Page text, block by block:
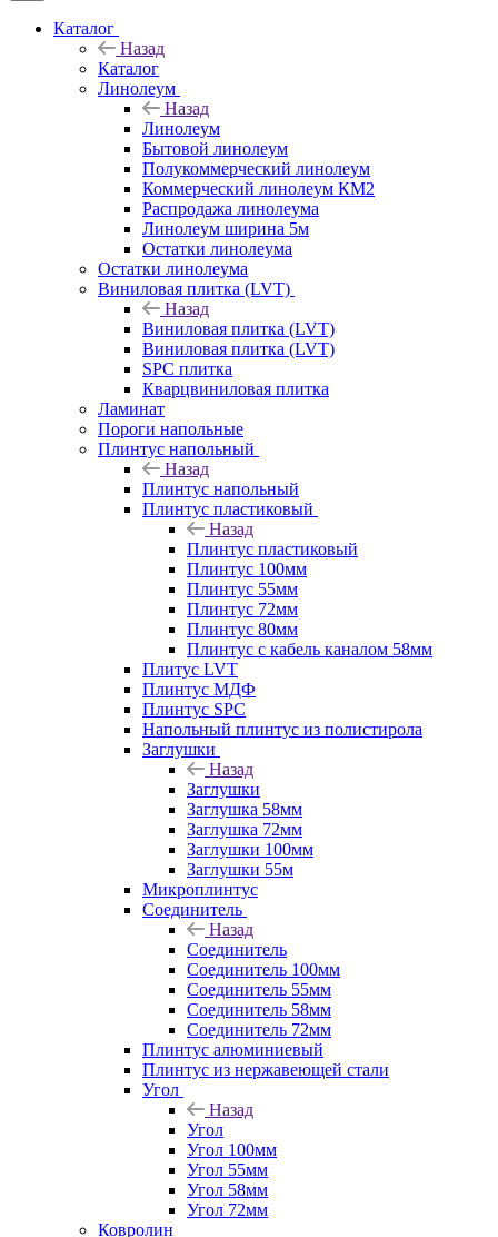
Каталог
Назад
Каталог
Линолеум
Назад
Линолеум
Бытовой линолеум
Полукоммерческий линолеум
Коммерческий линолеум КМ2
Распродажа линолеума
Линолеум ширина 5м
Остатки линолеума
Остатки линолеума
Виниловая плитка (LVT)
Назад
Виниловая плитка (LVT)
Виниловая плитка (LVT)
SPC плитка
Кварцвиниловая плитка
Ламинат
Пороги напольные
Плинтус напольный
Назад
Плинтус напольный
Плинтус пластиковый
Назад
Плинтус пластиковый
Плинтус 100мм
Плинтус 55мм
Плинтус 72мм
Плинтус 80мм
Плинтус с кабель каналом 58мм
Плитус LVT
Плинтус МДФ
Плинтус SPC
Напольный плинтус из полистирола
Заглушки
Назад
Заглушки
Заглушка 58мм
Заглушка 72мм
Заглушки 100мм
Заглушки 55м
Микроплинтус
Соединитель
Назад
Соединитель
Соединитель 100мм
Соединитель 55мм
Соединитель 58мм
Соединитель 72мм
Плинтус алюминиевый
Плинтус из нержавеющей стали
Угол
Назад
Угол
Угол 100мм
Угол 55мм
Угол 58мм
Угол 72мм
Ковролин